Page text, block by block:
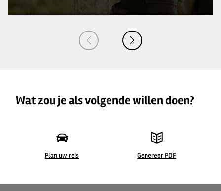
Wat zou je als volgende willen doen?
Plan uw reis Genereer PDF